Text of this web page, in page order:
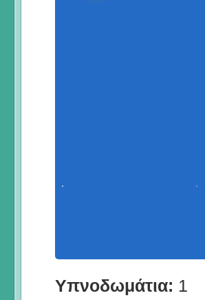
Υπνοδωμάτια: 1